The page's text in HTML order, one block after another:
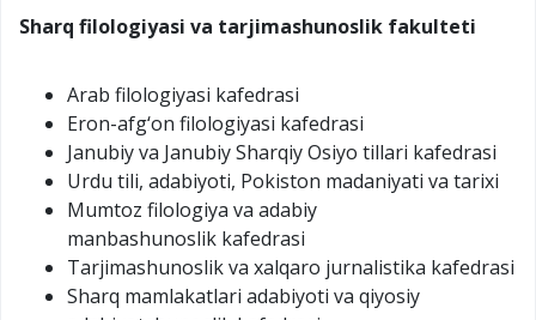
Sharq filologiyasi va tarjimashunoslik fakulteti
Arab filologiyasi kafedrasi
Eron-afg‘on filologiyasi kafedrasi
Janubiy va Janubiy Sharqiy Osiyo tillari kafedrasi
Urdu tili, adabiyoti, Pokiston madaniyati va tarixi
Mumtoz filologiya va adabiy
manbashunoslik kafedrasi
Tarjimashunoslik va xalqaro jurnalistika kafedrasi
Sharq mamlakatlari adabiyoti va qiyosiy